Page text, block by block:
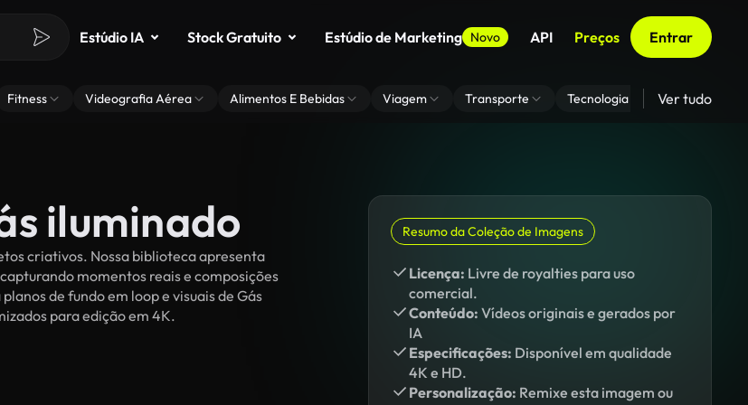
Estúdio IA Stock Gratuito Estúdio de Marketing Novo API Preços Entrar
Fitness Videografia Aérea Alimentos E Bebidas Viagem Transporte Tecnologia Zoom De
Ver tudo
iluminado
criativos. Nossa biblioteca apresenta
momentos reais e composições
de fundo em loop e visuais de Gás
para edição em 4K.
Resumo da Coleção de Imagens
Licença: Livre de royalties para uso
comercial.
Conteúdo: Vídeos originais e gerados por
IA
Especificações: Disponível em qualidade
4K e HD.
Personalização: Remixe esta imagem ou